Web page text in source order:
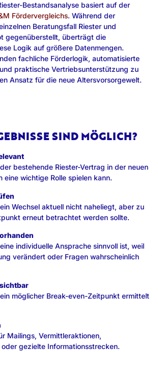
Bestandsanalyse basiert auf der
Fördervergleichs. Während der
Beratungsfall Riester und
gegenüberstellt, überträgt die
Logik auf größere Datenmengen.
fachliche Förderlogik, automatisierte
praktische Vertriebsunterstützung zu
Ansatz für die neue Altersvorsorgewelt.
SIND MÖGLICH?
bestehende Riester-Vertrag in der neuen
eine wichtige Rolle spielen kann.
Wechsel aktuell nicht naheliegt, aber zu
erneut betrachtet werden sollte.
individuelle Ansprache sinnvoll ist, weil
verändert oder Fragen wahrscheinlich
möglicher Break-even-Zeitpunkt ermittelt
Mailings, Vermittleraktionen,
gezielte Informationsstrecken.